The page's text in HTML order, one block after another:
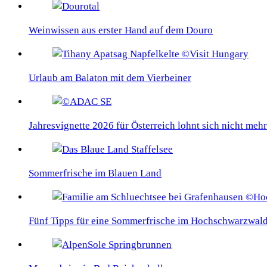
Weinwissen aus erster Hand auf dem Douro
Urlaub am Balaton mit dem Vierbeiner
Jahresvignette 2026 für Österreich lohnt sich nicht mehr
Sommerfrische im Blauen Land
Fünf Tipps für eine Sommerfrische im